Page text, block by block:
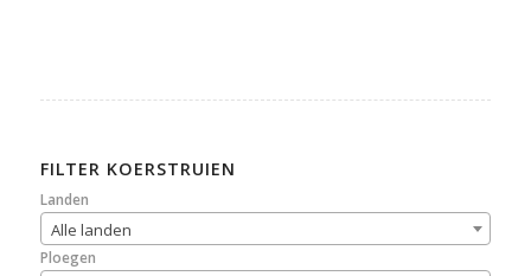
FILTER KOERSTRUIEN
Landen
Alle landen
Ploegen